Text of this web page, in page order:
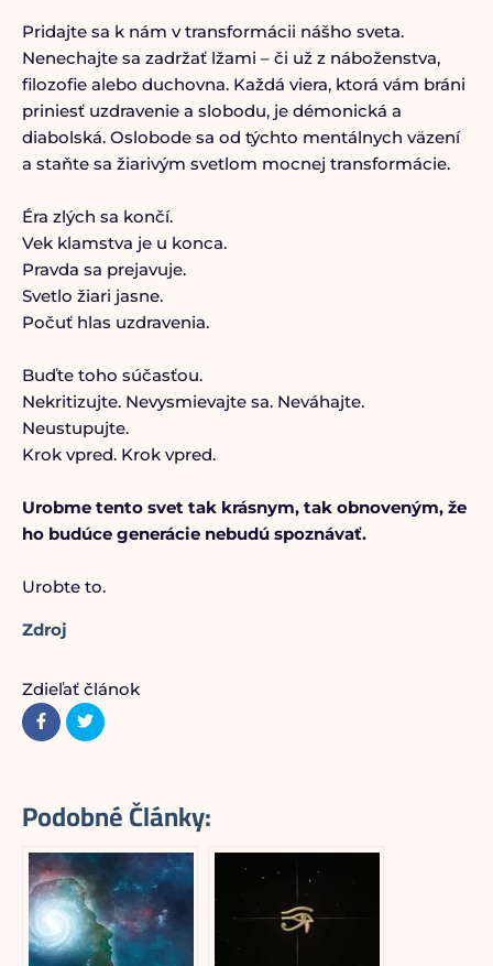
Pridajte sa k nám v transformácii nášho sveta.
Nenechajte sa zadržať lžami – či už z náboženstva,
filozofie alebo duchovna. Každá viera, ktorá vám bráni
priniesť uzdravenie a slobodu, je démonická a
diabolská. Oslobode sa od týchto mentálnych väzení
a staňte sa žiarivým svetlom mocnej transformácie.
Éra zlých sa končí.
Vek klamstva je u konca.
Pravda sa prejavuje.
Svetlo žiari jasne.
Počuť hlas uzdravenia.
Buďte toho súčasťou.
Nekritizujte. Nevysmievajte sa. Neváhajte.
Neustupujte.
Krok vpred. Krok vpred.
Urobme tento svet tak krásnym, tak obnoveným, že
ho budúce generácie nebudú spoznávať.
Urobte to.
Zdroj
Zdieľať článok
Podobné Články: